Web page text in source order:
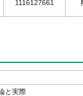
1116127661
と実際